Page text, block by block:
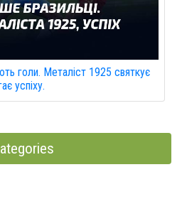
голи. Металіст 1925 святкує
успіху.